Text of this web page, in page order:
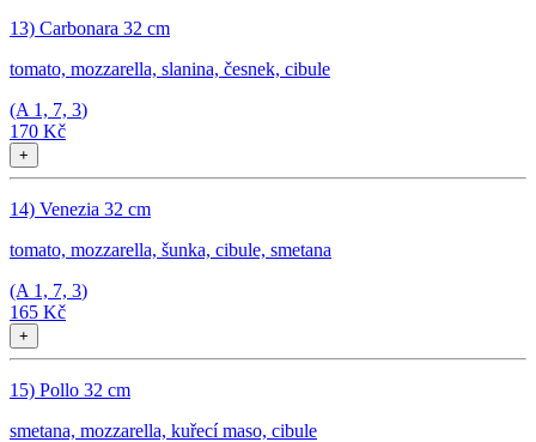
13) Carbonara 32 cm
tomato, mozzarella, slanina, česnek, cibule
(A 1, 7, 3)
170 Kč
+
14) Venezia 32 cm
tomato, mozzarella, šunka, cibule, smetana
(A 1, 7, 3)
165 Kč
+
15) Pollo 32 cm
smetana, mozzarella, kuřecí maso, cibule